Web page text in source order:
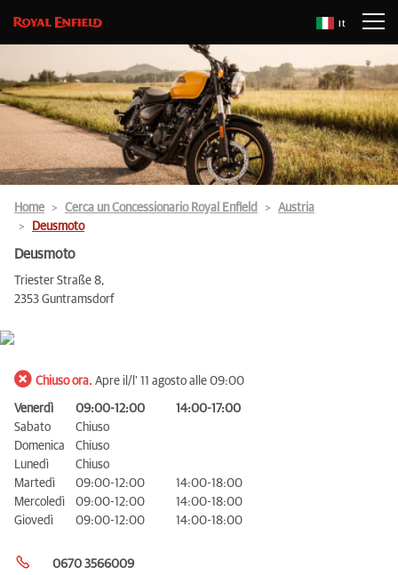
It
Home Cerca un Concessionario Royal Enfield
Austria
Deusmoto
Deusmoto
Triester Straße 8,
2353 Guntramsdorf
Chiuso ora. Apre il/l' 11 agosto alle 09:00
Venerdì 09:00-12:00
14:00-17:00
Sabato
Chiuso
Domenica
Chiuso
Lunedì
Chiuso
Martedì
09:00-12:00
14:00-18:00
Mercoledì
09:00-12:00
14:00-18:00
Giovedì
09:00-12:00 14:00-18:00
0670 3566009